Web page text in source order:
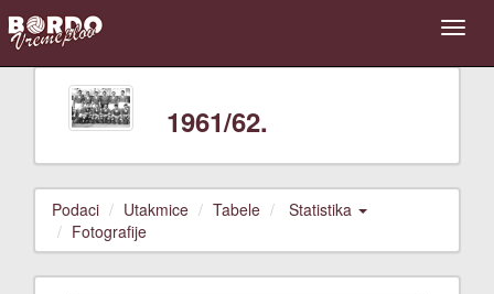
1961/62.
Podaci Utakmice Tabele
Statistika
Fotografije